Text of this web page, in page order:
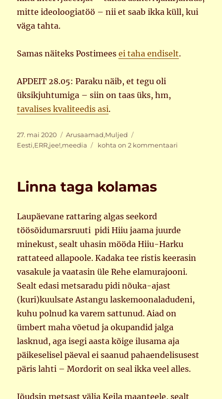
mitte ideoloogiatöö – nii et saab ikka küll, kui
väga tahta.
Samas näiteks Postimeesei taha endiselt.
APDEIT 28.05: Paraku näib, et tegu oli
üksikjuhtumiga – siin on taas üks, hm,
tavalises kvaliteedis asi.
Postitatud
27. mai 2020 Rubriigid
Arusaamad,Muljed
Eesti,ERR,jee!,meedia Ohoh!
kohta on 2 kommentaari
Linna taga kolamas
Laupäevane rattaring algas seekord
töösõidumarsruuti pidi Hiiu jaama juurde
minekust, sealt uhasin mööda Hiiu-Harku
rattateed allapoole. Kadaka tee ristis keerasin
vasakule ja vaatasin üle Rehe elamurajooni.
Sealt edasi metsaradu pidi nõuka-ajast
(kuri)kuulsate Astangu laskemoonaladudeni,
kuhu polnud ka varem sattunud. Aiad on
ümbert maha võetud ja okupandid jalga
lasknud, aga isegi aasta kõige ilusama aja
päikeselisel päeval ei saanud pahaendelisusest
päris lahti – Mordorit on seal ikka veel alles.
Jõudsin metsast välja Keila maanteele, sealt